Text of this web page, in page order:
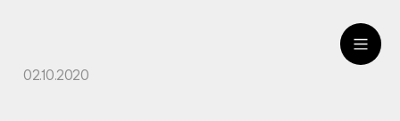
02.10.2020